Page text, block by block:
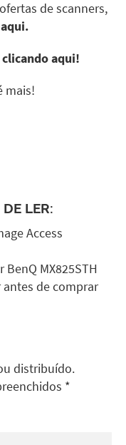
de scanners,
clicando aqui!
mais!
LER:
Access
MX825STH
antes de comprar
distribuído.
*